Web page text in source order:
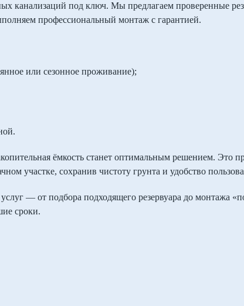
канализаций под ключ. Мы предлагаем проверенные
профессиональный монтаж с гарантией.
или сезонное проживание);
ёмкость станет оптимальным решением. Это
участке, сохранив чистоту грунта и удобство
— от подбора подходящего резервуара до монтажа
сроки.